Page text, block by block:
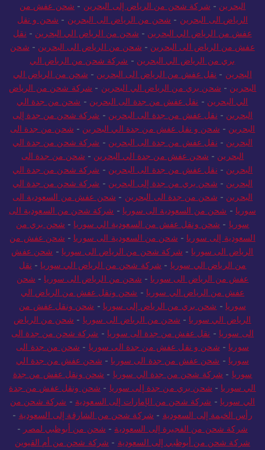
البحرين - شركة شحن من الرياض إلى البحرين - شحن عفش من
الرياض الى البحرين - شحن من الرياض الى البحرين - شحن و نقل
عفش من الرياض الي البحرين - شحن من الرياض الي البحرين - نقل
عفش من الرياض الى البحرين - شحن من الرياض الى البحرين - شحن
بري من الرياض الي البحرين - شركة شحن من الرياض الي
البحرين - نقل عفش من الرياض الى البحرين - شحن من الرياض الي
البحرين - شحن بري من الرياض الي البحرين - شركة شحن من الرياض
الي البحرين - نقل عفش من جدة الى البحرين - شحن من جدة الي
البحرين - نقل عفش من جدة الى البحرين - شركة شحن من جدة إلى
البحرين - شحن و نقل عفش من جدة الي البحرين - شحن من جدة الى
البحرين - نقل عفش من جدة الى البحرين - شركة شحن من جدة الي
البحرين - شحن عفش من جدة الي البحرين - شحن من جدة الى
البحرين - نقل عفش من جدة الى البحرين - شركة شحن من جدة الي
البحرين - شحن بري من جدة إلى البحرين - شركة شحن من جدة الي
البحرين - شحن من جدة الى البحرين - شحن عفش من السعودية الى
سوريا - شحن من السعودية الى سوريا - شركة شحن من السعودية الى
سوريا - شحن ونقل عفش من السعودية الي سوريا - شحن بري من
السعودية إلى سوريا - شحن من السعودية الى سوريا - شحن عفش من
الرياض الى سوريا - شركة شحن من الرياض الى سوريا - شحن عفش
من الرياض الي سوريا - شركة شحن من الرياض الي سوريا - نقل
عفش من الرياض الى سوريا - شحن من الرياض الى سوريا - شحن
عفش من الرياض الي سوريا - شحن ونقل عفش من الرياض الي
سوريا - شحن بري من الرياض إلى سوريا - شحن ونقل عفش من
الرياض الي سوريا - شحن من الرياض الى سوريا - شحن من الرياض
الى سوريا - نقل عفش من جدة الى سوريا - شركة شحن من جدة الى
سوريا - شحن و نقل عفش من جدة الى سوريا - شحن من جدة الى
سوريا - شحن عفش من جدة الى سوريا - شحن عفش من جدة الي
سوريا - شركة شحن من جدة الي سوريا - شحن ونقل عفش من جدة
الي سوريا - شحن بري من جدة إلى سوريا - شحن ونقل عفش من جدة
الي سوريا - شركة شحن من الإمارات إلى السعودية - شركة شحن من
رأس الخيمة إلى السعودية - شركة شحن من الشارقة إلى السعودية -
شركة شحن من الفجيرة إلى السعودية - شحن من أبوظبي لمصر -
شركة شحن من أبوظبي إلى السعودية - شركة شحن من أم القيوين